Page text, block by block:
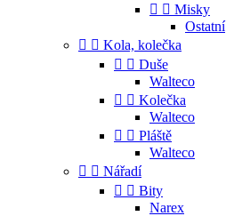
  Misky
Ostatní
  Kola, kolečka
  Duše
Walteco
  Kolečka
Walteco
  Pláště
Walteco
  Nářadí
  Bity
Narex